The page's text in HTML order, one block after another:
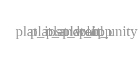
plat_ios
plat_android
plat_web
plat_cpp
plat_unity